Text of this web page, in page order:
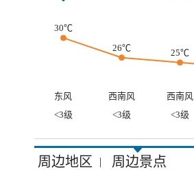
30℃
26℃
25℃
东风 西南风 西南风
<3级
<3级 <3级
周边地区 | 周边景点